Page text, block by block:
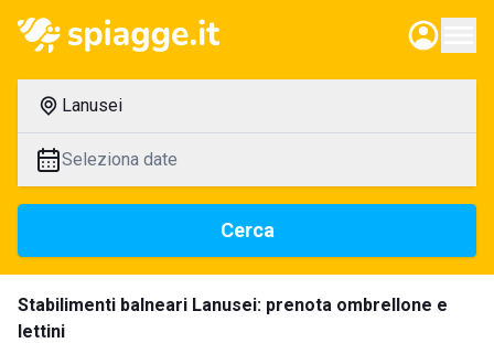
Lanusei
Seleziona date
Cerca
Stabilimenti balneari Lanusei: prenota ombrellone e
lettini